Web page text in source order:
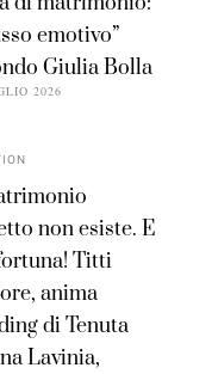
emotivo”
Giulia Bolla
2026
non esiste. E
Titti
anima
di Tenuta
Lavinia,